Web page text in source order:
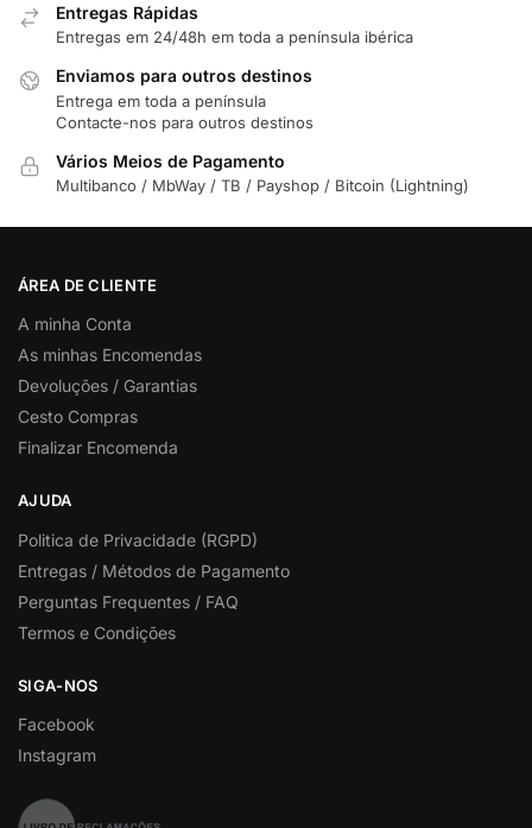
Entregas Rápidas
Entregas em 24/48h em toda a península ibérica
Enviamos para outros destinos
Entrega em toda a península
Contacte-nos para outros destinos
Vários Meios de Pagamento
Multibanco / MbWay / TB / Payshop / Bitcoin (Lightning)
ÁREA DE CLIENTE
A minha Conta
As minhas Encomendas
Devoluções / Garantias
Cesto Compras
Finalizar Encomenda
AJUDA
Politica de Privacidade (RGPD)
Entregas / Métodos de Pagamento
Perguntas Frequentes / FAQ
Termos e Condições
SIGA-NOS
Facebook
Instagram